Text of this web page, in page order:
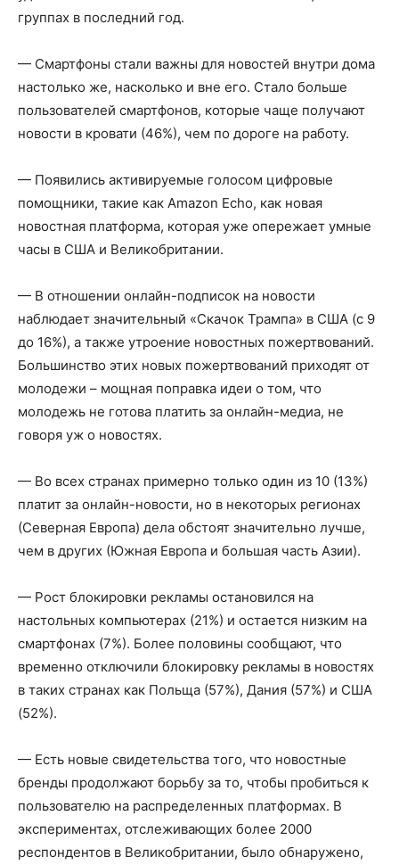
группах в последний год.
— Смартфоны стали важны для новостей внутри дома
настолько же, насколько и вне его. Стало больше
пользователей смартфонов, которые чаще получают
новости в кровати (46%), чем по дороге на работу.
— Появились активируемые голосом цифровые
помощники, такие как Amazon Echo, как новая
новостная платформа, которая уже опережает умные
часы в США и Великобритании.
— В отношении онлайн-подписок на новости
наблюдает значительный «Скачок Трампа» в США (с 9
до 16%), а также утроение новостных пожертвований.
Большинство этих новых пожертвований приходят от
молодежи – мощная поправка идеи о том, что
молодежь не готова платить за онлайн-медиа, не
говоря уж о новостях.
— Во всех странах примерно только один из 10 (13%)
платит за онлайн-новости, но в некоторых регионах
(Северная Европа) дела обстоят значительно лучше,
чем в других (Южная Европа и большая часть Азии).
— Рост блокировки рекламы остановился на
настольных компьютерах (21%) и остается низким на
смартфонах (7%). Более половины сообщают, что
временно отключили блокировку рекламы в новостях
в таких странах как Польща (57%), Дания (57%) и США
(52%).
— Есть новые свидетельства того, что новостные
бренды продолжают борьбу за то, чтобы пробиться к
пользователю на распределенных платформах. В
экспериментах, отслеживающих более 2000
респондентов в Великобритании, было обнаружено,